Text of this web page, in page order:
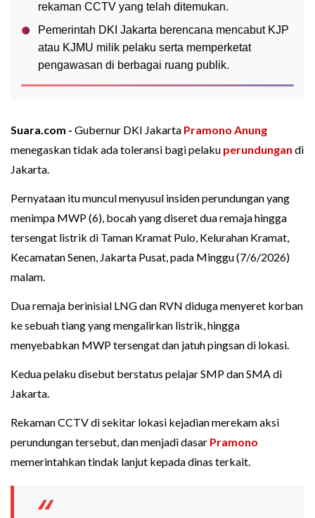
rekaman CCTV yang telah ditemukan.
Pemerintah DKI Jakarta berencana mencabut KJP
atau KJMU milik pelaku serta memperketat
pengawasan di berbagai ruang publik.
Suara.com - Gubernur DKI Jakarta Pramono Anung
menegaskan tidak ada toleransi bagi pelaku perundungan di
Jakarta.
Pernyataan itu muncul menyusul insiden perundungan yang
menimpa MWP (6), bocah yang diseret dua remaja hingga
tersengat listrik di Taman Kramat Pulo, Kelurahan Kramat,
Kecamatan Senen, Jakarta Pusat, pada Minggu (7/6/2026)
malam.
Dua remaja berinisial LNG dan RVN diduga menyeret korban
ke sebuah tiang yang mengalirkan listrik, hingga
menyebabkan MWP tersengat dan jatuh pingsan di lokasi.
Kedua pelaku disebut berstatus pelajar SMP dan SMA di
Jakarta.
Rekaman CCTV di sekitar lokasi kejadian merekam aksi
perundungan tersebut, dan menjadi dasar Pramono
memerintahkan tindak lanjut kepada dinas terkait.